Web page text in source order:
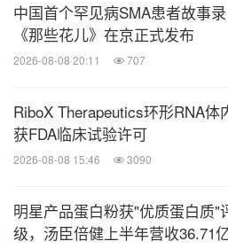
二
等
台开发
基于新型甲基化检测技术的鼻咽癌精准筛查
中国首个罕见病SMA患者故事录
《那些花儿》在京正式发布
2026-08-08 20:11 707
RiboX Therapeutics环形RNA体
获FDA临床试验许可
2026-08-08 15:46 3090
明星产品蛋白粉获"优质蛋白质"
级，汤臣倍健上半年营收36.71